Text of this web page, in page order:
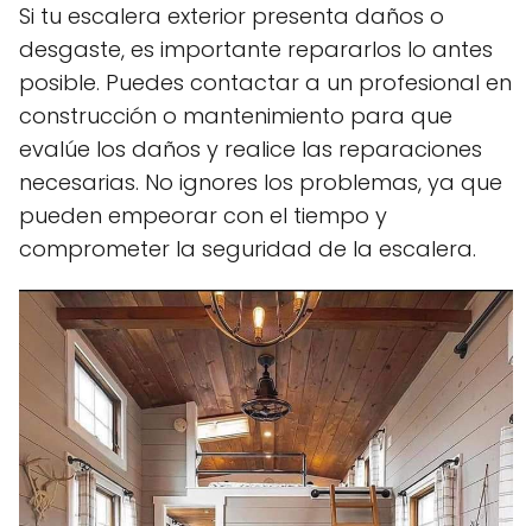
Si tu escalera exterior presenta daños o
desgaste, es importante repararlos lo antes
posible. Puedes contactar a un profesional en
construcción o mantenimiento para que
evalúe los daños y realice las reparaciones
necesarias. No ignores los problemas, ya que
pueden empeorar con el tiempo y
comprometer la seguridad de la escalera.